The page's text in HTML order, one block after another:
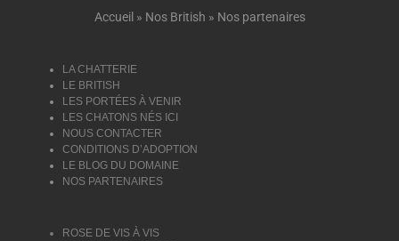
Accueil » Nos British » Nos partenaires
LA CHATTERIE
LE BRITISH
LES PORTÉES À VENIR
LES CHATONS NÉS ICI
NOUS CONTACTER
CONDITIONS D’ADOPTION
LE BLOG DU DOMAINE
NOS PARTENAIRES
ROSE DE VIS À VIS